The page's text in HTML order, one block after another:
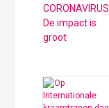
CORONAVIRUS.
De impact is
groot